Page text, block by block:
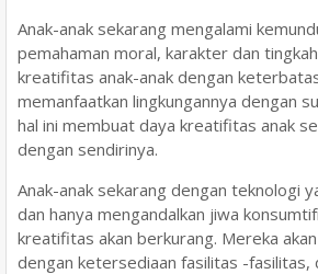
Anak-anak sekarang mengalami
pemahaman moral, karakter dan
kreatifitas anak-anak dengan
memanfaatkan lingkungannya dengan
hal ini membuat daya kreatifitas anak
dengan sendirinya.
Anak-anak sekarang dengan teknologi
dan hanya mengandalkan jiwa
kreatifitas akan berkurang. Mereka
dengan ketersediaan fasilitas -fasilitas,